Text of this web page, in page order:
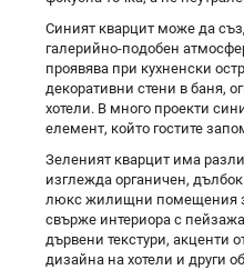
Синият кварцит може да
галерийно-подобен
проявява при кухненски
декоративни стени в баня,
хотели. В много проекти
елемент, който гостите
Зеленият кварцит има
изглежда органичен,
люкс жилищни помещения
свърже интериора с
дървени текстури, акценти
дизайна на хотели и други